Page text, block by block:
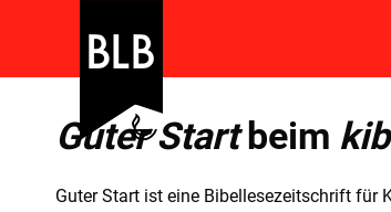
Guter Startbeim
Guter Start ist eine Bibellesezeitschrift für